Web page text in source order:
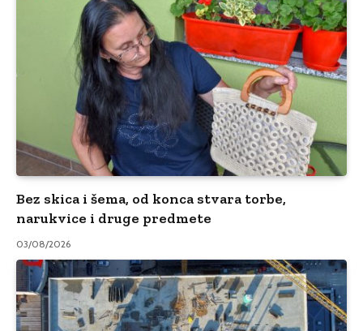
Bez skica i šema, od konca stvara torbe,
narukvice i druge predmete
03/08/2026